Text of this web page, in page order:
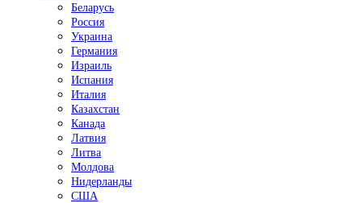
Беларусь
Россия
Украина
Германия
Израиль
Испания
Италия
Казахстан
Канада
Латвия
Литва
Молдова
Нидерланды
США